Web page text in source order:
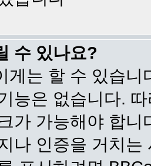
수 있나요?
게는 할 수 있습
능은 없습니다.
가 가능해야 합
나 인증을 거치